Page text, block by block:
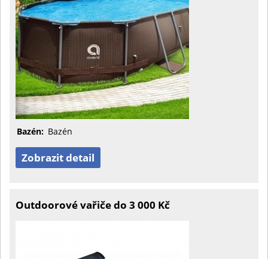
Bazén: Bazén
Zobrazit detail
Outdoorové vařiče do 3 000 Kč